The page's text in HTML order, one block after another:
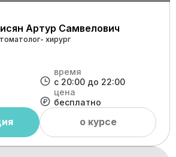
Артур Самвелович
хирург
время
с 20:00 до 22:00
цена
бесплатно
о курсе